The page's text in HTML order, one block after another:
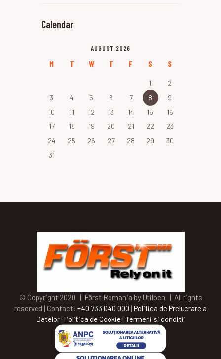
Calendar
AUGUST 2026
M T W T F S S
1
2
3
4 5 6 7 8
9
10
11 12 13 14 15
16
17
18 19 20 21 22
23
24
25 26 27 28 29
30
31
© Copyright 2020 | Först Romania by Utilben | All rights
reserved | Contact: +40 733 040 000 | Politica de Prelucrare a
Datelor| Politica de Cookie | Termeni si conditii